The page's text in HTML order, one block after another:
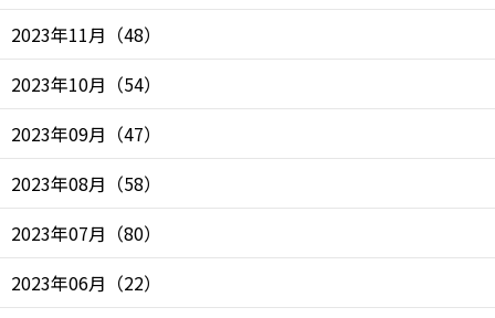
2023年11月 （48）
2023年10月 （54）
2023年09月 （47）
2023年08月 （58）
2023年07月 （80）
2023年06月 （22）